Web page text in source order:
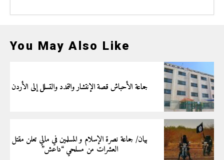
You May Also Like
جماعة الأحباش قصة الإنتشار والتمدد والتسلل إلى الأردن
بيان/ جماعة نصرة الإسلام و المسلمين في مالي تعلن مقتل
العشرات من مسلحي “داعش”